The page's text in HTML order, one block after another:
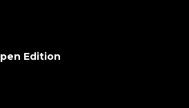
Edition